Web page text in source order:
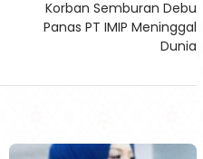
Korban Semburan Debu
Panas PT IMIP Meninggal
Dunia